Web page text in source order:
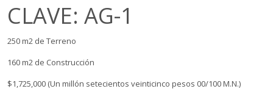
CLAVE: AG-1
250 m2 de Terreno
160 m2 de Construcción
$1,725,000 (Un millón setecientos veinticinco pesos 00/100 M.N.)